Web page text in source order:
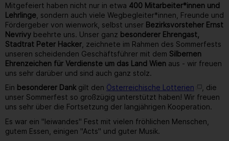
Mitgefeiert haben nicht nur in etwa 400 Mitarbeiter*innen und
Lehrlinge , sondern auch viele Wegbegleiter*innen, Freunde und
Fördergeber von wienwork, selbst unser Bezirksvorsteher Ernst
Nevrivy beehrte uns. Unser ganz besonderer Ehrengast,
Stadtrat Peter Hacker , zeichnete im Rahmen des Sommerfests
unseren scheidenden Geschäftsführer mit dem Silbernen
Ehrenzeichen für Verdienste um das Land Wien aus - wir freuen
uns sehr darüber und sind auch ganz stolz.
Ein besonderer Dank gilt den Österreichische Lotterien
, die
unser Sommerfest so großzügig unterstützt haben! Wir freuen
uns sehr über die Fortsetzung der langjährigen Kooperation.
Es war ein "leiwandes" Fest mit vielen fröhlichen Menschen,
gutem Essen, einigen "Acts" und guter Musik.